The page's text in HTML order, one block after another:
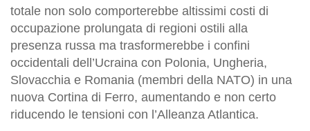
totale non solo comporterebbe altissimi costi di
occupazione prolungata di regioni ostili alla
presenza russa ma trasformerebbe i confini
occidentali dell’Ucraina con Polonia, Ungheria,
Slovacchia e Romania (membri della NATO) in una
nuova Cortina di Ferro, aumentando e non certo
riducendo le tensioni con l’Alleanza Atlantica.